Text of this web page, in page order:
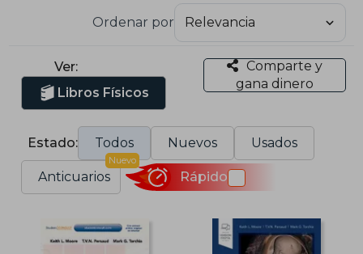
Ordenar por
Ver:
Libros Físicos
Comparte y
gana dinero
Estado: Todos Nuevos Usados
Anticuarios
Nuevo
Rápido